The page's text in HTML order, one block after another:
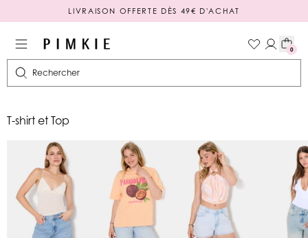
LIVRAISON OFFERTE DÈS 49€ D'ACHAT
0
Rechercher
T-shirt et Top